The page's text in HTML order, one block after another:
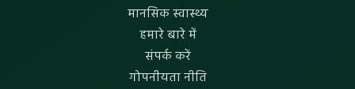
मानसिक स्वास्थ्य
हमारे बारे में
संपर्क करें
गोपनीयता नीति